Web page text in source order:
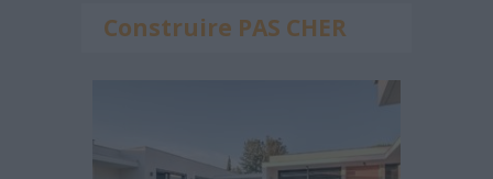
Construire PAS CHER